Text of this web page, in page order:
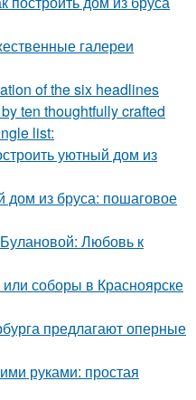
галереи
of the six headlines
ten thoughtfully crafted
list:
уютный дом из
дом из бруса: пошаговое
Любовь к
соборы в Красноярске
предлагают оперные
руками: простая